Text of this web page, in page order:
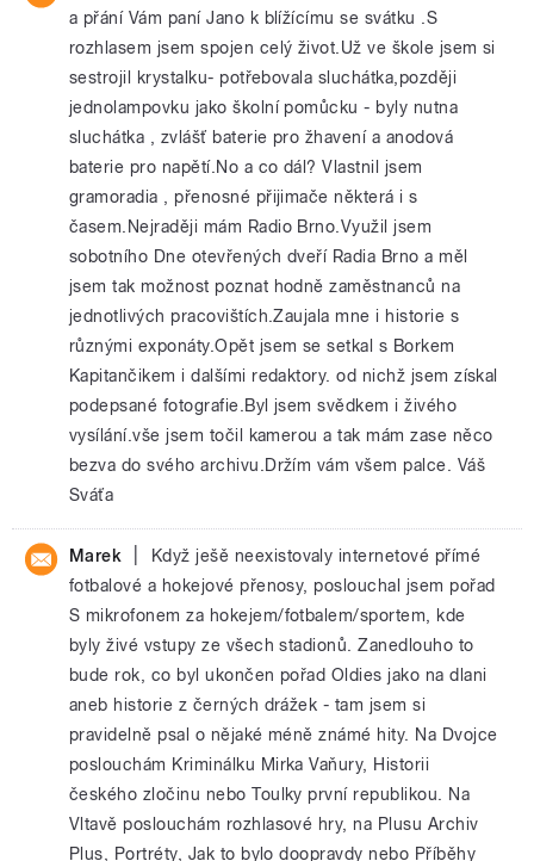
a přání Vám paní Jano k blížícímu se svátku .S
rozhlasem jsem spojen celý život.Už ve škole jsem si
sestrojil krystalku- potřebovala sluchátka,později
jednolampovku jako školní pomůcku - byly nutna
sluchátka , zvlášť baterie pro žhavení a anodová
baterie pro napětí.No a co dál? Vlastnil jsem
gramoradia , přenosné přijimače některá i s
časem.Nejraději mám Radio Brno.Využil jsem
sobotního Dne otevřených dveří Radia Brno a měl
jsem tak možnost poznat hodně zaměstnanců na
jednotlivých pracovištích.Zaujala mne i historie s
různými exponáty.Opět jsem se setkal s Borkem
Kapitančikem i dalšími redaktory. od nichž jsem získal
podepsané fotografie.Byl jsem svědkem i živého
vysílání.vše jsem točil kamerou a tak mám zase něco
bezva do svého archivu.Držím vám všem palce. Váš
Sváťa
Marek
Když ješě neexistovaly internetové přímé
fotbalové a hokejové přenosy, poslouchal jsem pořad
S mikrofonem za hokejem/fotbalem/sportem, kde
byly živé vstupy ze všech stadionů. Zanedlouho to
bude rok, co byl ukončen pořad Oldies jako na dlani
aneb historie z černých drážek - tam jsem si
pravidelně psal o nějaké méně známé hity. Na Dvojce
poslouchám Kriminálku Mirka Vaňury, Historii
českého zločinu nebo Toulky první republikou. Na
Vltavě poslouchám rozhlasové hry, na Plusu Archiv
Plus, Portréty, Jak to bylo doopravdy nebo Příběhy